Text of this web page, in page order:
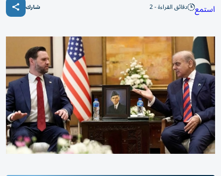
استمع دقائق القراءة - 2 شارك